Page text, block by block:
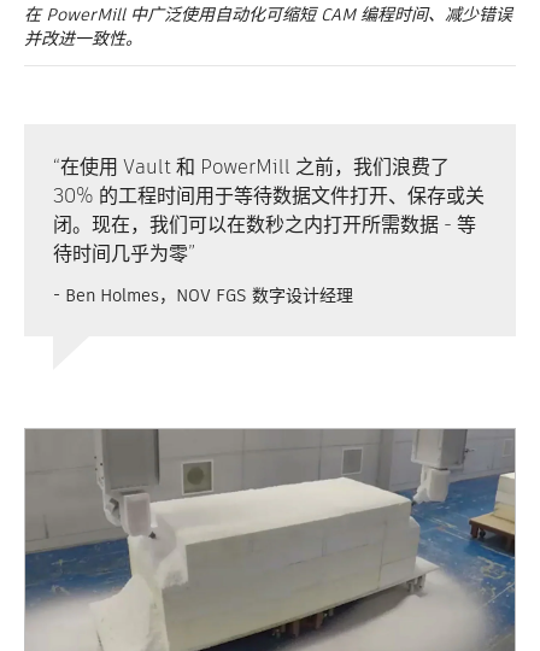
在 PowerMill 中广泛使用自动化可缩短 CAM 编程时间、减少错误
并改进一致性。
“在使用 Vault 和 PowerMill 之前，我们浪费了
30% 的工程时间用于等待数据文件打开、保存或关
闭。现在，我们可以在数秒之内打开所需数据 - 等
待时间几乎为零”
- Ben Holmes，NOV FGS 数字设计经理